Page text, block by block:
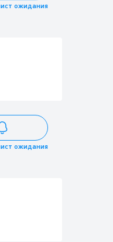
ожидания
ожидания